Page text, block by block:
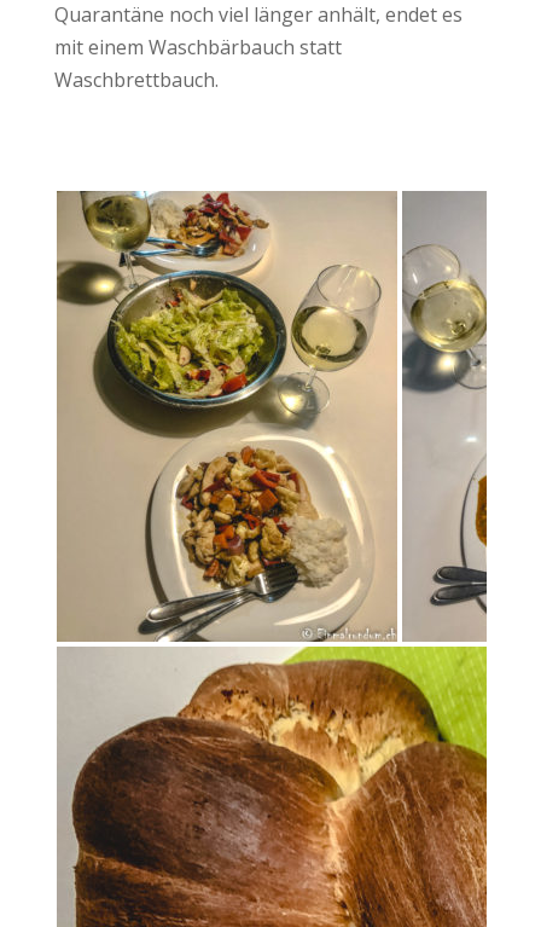
Quarantäne noch viel länger anhält, endet es
mit einem Waschbärbauch statt
Waschbrettbauch.